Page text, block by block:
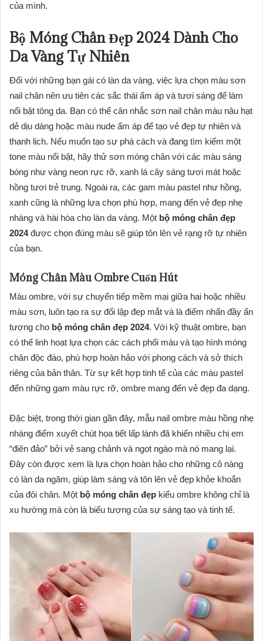
của mình.
Bộ Móng Chân Đẹp 2024 Dành Cho
Da Vàng Tự Nhiên
Đối với những bạn gái có làn da vàng, việc lựa chọn màu sơn
nail chân nên ưu tiên các sắc thái ấm áp và tươi sáng để làm
nổi bật tông da. Bạn có thể cân nhắc sơn nail chân màu nâu hạt
dẻ dịu dàng hoặc màu nude ấm áp để tạo vẻ đẹp tự nhiên và
thanh lịch. Nếu muốn tạo sự phá cách và đang tìm kiếm một
tone màu nổi bật, hãy thử sơn móng chân với các màu sáng
bóng như vàng neon rực rỡ, xanh lá cây sáng tươi mát hoặc
hồng tươi trẻ trung. Ngoài ra, các gam màu pastel như hồng,
xanh cũng là những lựa chọn phù hợp, mang đến vẻ đẹp nhẹ
nhàng và hài hòa cho làn da vàng. Một bộ móng chân đẹp
2024được chọn đúng màu sẽ giúp tôn lên vẻ rạng rỡ tự nhiên
của bạn.
Móng Chân Màu Ombre Cuốn Hút
Màu ombre, với sự chuyển tiếp mềm mại giữa hai hoặc nhiều
màu sơn, luôn tạo ra sự đối lập đẹp mắt và là điểm nhấn đầy ấn
tượng cho bộ móng chân đẹp 2024. Với kỹ thuật ombre, bạn
có thể linh hoạt lựa chọn các cách phối màu và tạo hình móng
chân độc đáo, phù hợp hoàn hảo với phong cách và sở thích
riêng của bản thân. Từ sự kết hợp tinh tế của các màu pastel
đến những gam màu rực rỡ, ombre mang đến vẻ đẹp đa dạng.
Đặc biệt, trong thời gian gần đây, mẫu nail ombre màu hồng nhẹ
nhàng điểm xuyết chút họa tiết lấp lánh đã khiến nhiều chị em
“điên đảo” bởi vẻ sang chảnh và ngọt ngào mà nó mang lại.
Đây còn được xem là lựa chọn hoàn hảo cho những cô nàng
có làn da ngăm, giúp làm sáng và tôn lên vẻ đẹp khỏe khoắn
của đôi chân. Một bộ móng chân đẹp kiểu ombre không chỉ là
xu hướng mà còn là biểu tượng của sự sáng tạo và tinh tế.